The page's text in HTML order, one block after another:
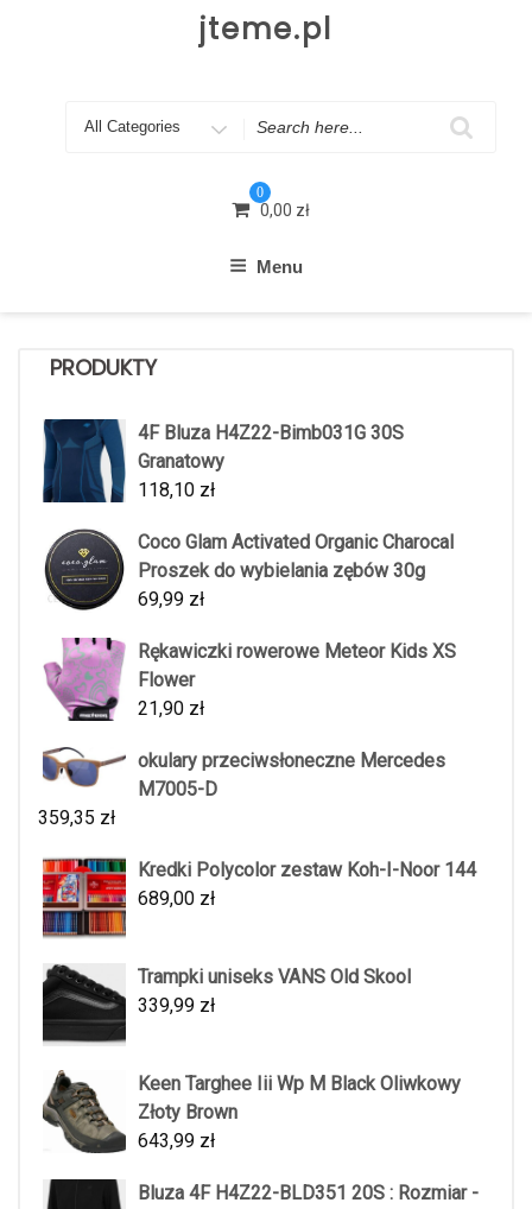
jteme.pl
Search
0
0,00 zł
Menu
PRODUKTY
4F Bluza H4Z22-Bimb031G 30S
Granatowy
118,10 zł
Coco Glam Activated Organic Charocal
Proszek do wybielania zębów 30g
69,99 zł
Rękawiczki rowerowe Meteor Kids XS
Flower
21,90 zł
okulary przeciwsłoneczne Mercedes
M7005-D
359,35 zł
Kredki Polycolor zestaw Koh-I-Noor 144
689,00 zł
Trampki uniseks VANS Old Skool
339,99 zł
Keen Targhee Iii Wp M Black Oliwkowy
Złoty Brown
643,99 zł
Bluza 4F H4Z22-BLD351 20S : Rozmiar -